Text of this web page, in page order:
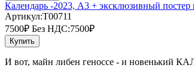
Календарь -2023, А3 + эксклюзивный постер
Артикул:T00711
7500₽ Без НДС:7500₽
Купить
И вот, майн либен геноссе - и новенький